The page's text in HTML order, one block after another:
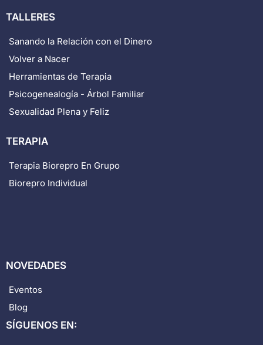
TALLERES
Sanando la Relación con el Dinero
Volver a Nacer
Herramientas de Terapia
Psicogenealogía - Árbol Familiar
Sexualidad Plena y Feliz
TERAPIA
Terapia Biorepro En Grupo
Biorepro Individual
NOVEDADES
Eventos
Blog
SÍGUENOS EN: